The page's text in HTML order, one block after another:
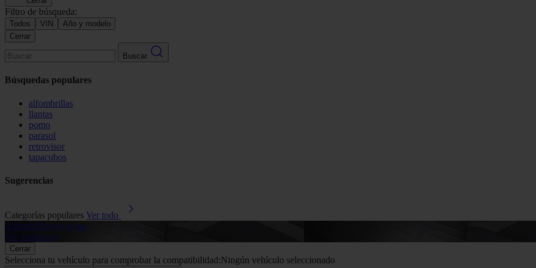
Filtro de búsqueda:
Todos VIN
Año y modelo
Cerrar
Buscar
Búsquedas populares
alfombrillas
llantas
pomo
parasol
retrovisor
tapacubos
Sugerencias
Categorías populares Ver todo
Alfombrillas de goma
Ver productos
Cerrar
Selecciona tu vehículo para comprobar la compatibilidad:Ningún vehículo seleccionado